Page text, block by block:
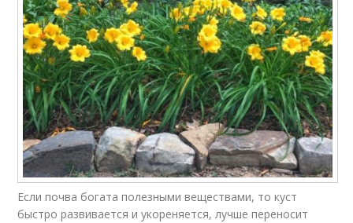
Если почва богата полезными веществами, то куст
быстро развивается и укореняется, лучше переносит